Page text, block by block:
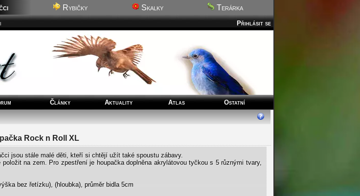
Rybičky Skalky Terárka
Přihlásit se
Články Aktuality Atlas
Ostatní
Rock n Roll XL
jsou stále malé děti, kteří si chtějí užít také spoustu zábavy.
na zem. Pro zpestření je houpačka doplněna akrylátovou tyčkou s 5 různými tvary,
bez řetízku), (hloubka), průměr bidla 5cm